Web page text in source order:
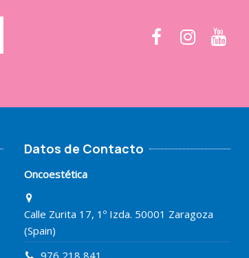
Datos de Contacto
Oncoestética
Calle Zurita 17, 1º Izda. 50001 Zaragoza
(Spain)
976 218 841